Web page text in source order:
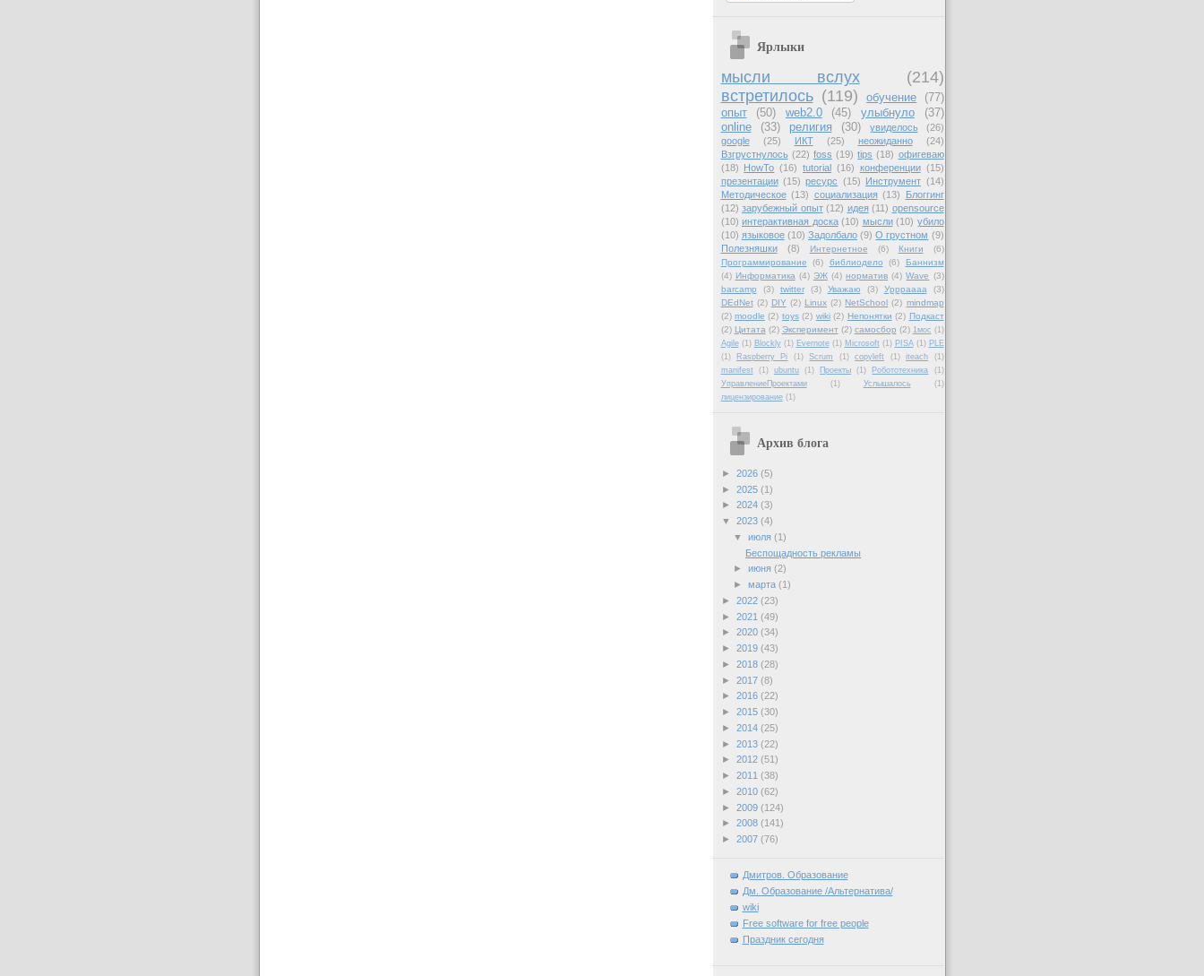
Ярлыки
мысли вслух
(214)
встретилось (119) обучение
(77)
опыт
(50) web2.0 (45) улыбнуло
(37)
online
(33) религия (30) увиделось
(26)
google
(25) ИКТ (25) неожиданно
(24)
Взгрустнулось (22) foss (19) tips (18) офигеваю
(18) HowTo (16) tutorial (16) конференции (15)
презентации (15) ресурс (15) Инструмент (14)
Методическое (13) социализация (13)
Блоггинг
(12) зарубежный опыт (12) идея (11) opensource
(10) интерактивная доска (10) мысли (10) убило
(10) языковое (10) Задолбало (9) О грустном (9)
Полезняшки
(8) Интернетное (6) Книги
(6)
Программирование
(6) библиодело (6)
Баннизм
(4) Информатика (4) ЭЖ (4) норматив (4) Wave (3)
barcamp
(3) twitter (3) Уважаю (3) Уррраааа
(3)
DEdNet (2) DIY (2) Linux (2) NetSchool (2) mindmap
(2) moodle (2) toys (2) wiki (2) Непонятки (2) Подкаст
(2) Цитата (2) Эксперимент (2) самосбор (2) 1мос (1)
Agile (1) Blockly (1) Evernote (1) Microsoft (1) PISA (1) PLE
(1)
Raspberry Pi (1) Scrum (1) copyleft (1) iteach
(1)
manifest
(1) ubuntu (1) Проекты (1) Робототехника
(1)
УправлениеПроектами
(1) Услышалось
(1)
лицензирование (1)
Архив блога
► 2026 (5)
► 2025 (1)
► 2024 (3)
▼ 2023 (4)
▼ июля (1)
Беспощадность рекламы
► июня (2)
► марта (1)
► 2022 (23)
► 2021 (49)
► 2020 (34)
► 2019 (43)
► 2018 (28)
► 2017 (8)
► 2016 (22)
► 2015 (30)
► 2014 (25)
► 2013 (22)
► 2012 (51)
► 2011 (38)
► 2010 (62)
► 2009 (124)
► 2008 (141)
► 2007 (76)
Дмитров. Образование
Дм. Образование /Альтернатива/
wiki
Free software for free people
Праздник сегодня